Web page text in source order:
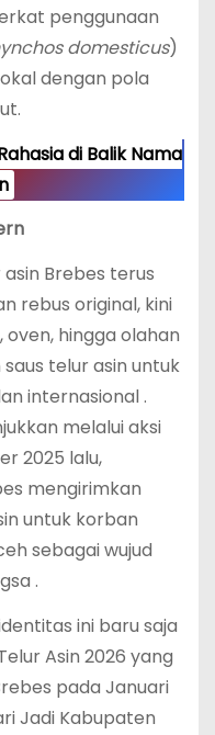
penggunaan
domesticus)
dengan pola
di Balik Nama
asin Brebes terus
rebus original, kini
hingga olahan
telur asin untuk
internasional .
melalui aksi
2025 lalu,
mengirimkan
untuk korban
sebagai wujud
.
ini baru saja
Asin 2026 yang
pada Januari
Jadi Kabupaten